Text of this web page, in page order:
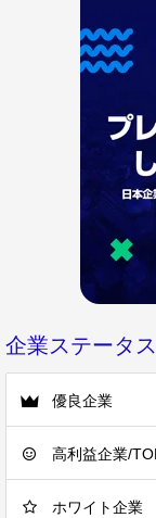
企業ステータス
優良企業
高利益企業/
ホワイト企業